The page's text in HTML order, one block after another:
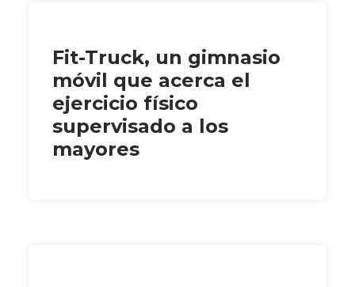
Fit-Truck, un gimnasio
móvil que acerca el
ejercicio físico
supervisado a los
mayores